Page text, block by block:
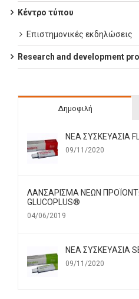
Κέντρο τύπου
Επιστημονικές εκδηλώσεις
Research and development
Δημοφιλή
ΝΕΑ ΣΥΣΚΕΥΑΣΙΑ
09/11/2020
ΛΑΝΣΑΡΙΣΜΑ ΝΕΩΝ
GLUCOPLUS®
04/06/2019
ΝΕΑ ΣΥΣΚΕΥΑΣΙΑ
09/11/2020